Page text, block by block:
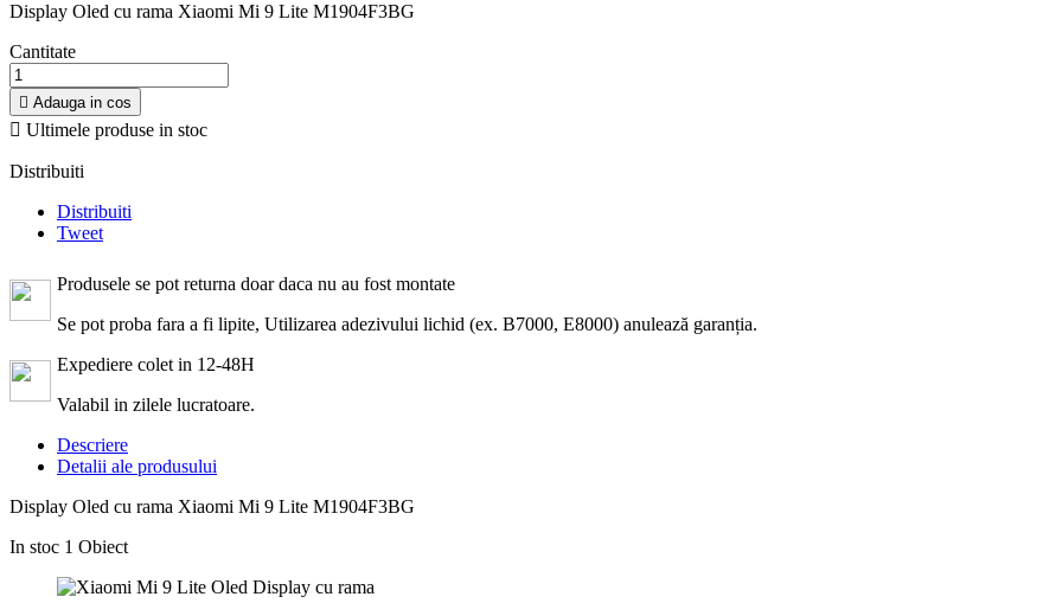
Display Oled cu rama Xiaomi Mi 9 Lite M1904F3BG
Cantitate
 Adauga in cos
 Ultimele produse in stoc
Distribuiti
Distribuiti
Tweet
Produsele se pot returna doar daca nu au fost montate
Se pot proba fara a fi lipite, Utilizarea adezivului lichid (ex. B7000, E8000) anulează garanția.
Expediere colet in 12-48H
Valabil in zilele lucratoare.
Descriere
Detalii ale produsului
Display Oled cu rama Xiaomi Mi 9 Lite M1904F3BG
In stoc 1 Obiect